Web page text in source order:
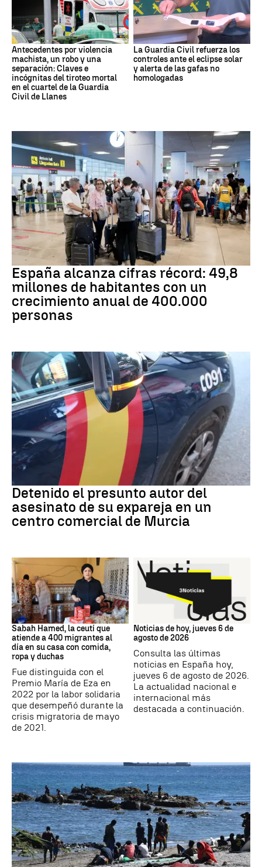
Antecedentes por violencia
machista, un robo y una
separación: Claves e
incógnitas del tiroteo mortal
en el cuartel de la Guardia
Civil de Llanes
La Guardia Civil refuerza los
controles ante el eclipse solar
y alerta de las gafas no
homologadas
HABITANTES ESPAÑA
España alcanza cifras récord: 49,8
millones de habitantes con un
crecimiento anual de 400.000
personas
Detenido el presunto autor del
asesinato de su expareja en un
centro comercial de Murcia
Crisis Ceuta
Sabah Hamed, la ceutí que
atiende a 400 migrantes al
día en su casa con comida,
ropa y duchas
Fue distinguida con el
Premio María de Eza en
2022 por la labor solidaria
que desempeñó durante la
crisis migratoria de mayo
de 2021.
Noticias de hoy, jueves 6 de
agosto de 2026
Consulta las últimas
noticias en España hoy,
jueves 6 de agosto de 2026.
La actualidad nacional e
internacional más
destacada a continuación.